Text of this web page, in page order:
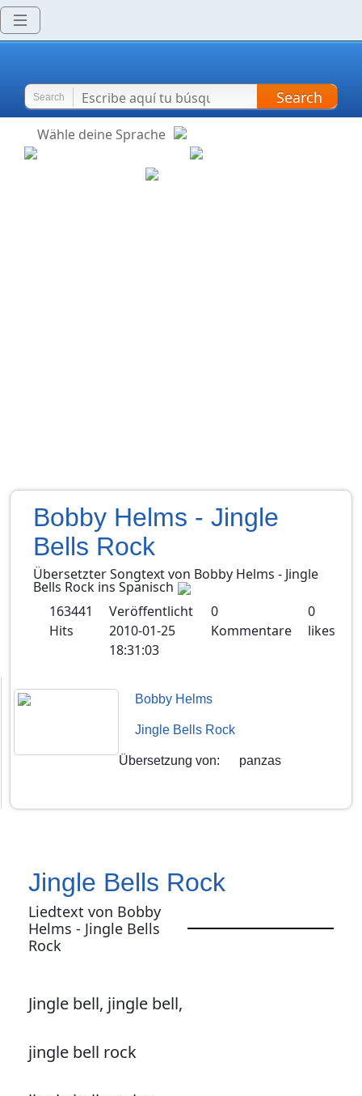
Search Search
Wähle deine Sprache
Bobby Helms - Jingle
Bells Rock
Übersetzter Songtext von Bobby Helms - Jingle
Bells Rock ins Spanisch
163441
Hits
Veröffentlicht
2010-01-25
18:31:03
0
Kommentare
0
likes
Bobby Helms
Jingle Bells Rock
Übersetzung von: panzas
Jingle Bells Rock
Liedtext von Bobby
Helms - Jingle Bells
Rock
Jingle bell, jingle bell,
jingle bell rock